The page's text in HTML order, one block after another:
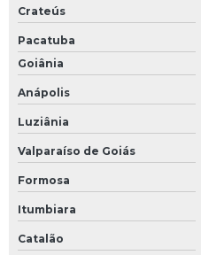
Crateús
Pacatuba
Goiânia
Anápolis
Luziânia
Valparaíso de Goiás
Formosa
Itumbiara
Catalão